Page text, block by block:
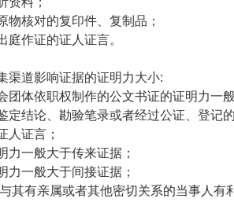
物核对的复印件、复制品；
庭作证的证人证言。
渠道影响证据的证明力大小:
团体依职权制作的公文书证的证明力一
定结论、勘验笔录或者经过公证、登记
人证言；
力一般大于传来证据；
力一般大于间接证据；
与其有亲属或者其他密切关系的当事人